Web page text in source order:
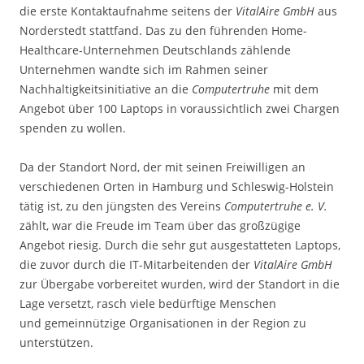
die erste Kontaktaufnahme seitens der VitalAire GmbH aus
Norderstedt stattfand. Das zu den führenden Home-
Healthcare-Unternehmen Deutschlands zählende
Unternehmen wandte sich im Rahmen seiner
Nachhaltigkeitsinitiative an die Computertruhe mit dem
Angebot über 100 Laptops in voraussichtlich zwei Chargen
spenden zu wollen.
Da der Standort Nord, der mit seinen Freiwilligen an
verschiedenen Orten in Hamburg und Schleswig-Holstein
tätig ist, zu den jüngsten des Vereins Computertruhe e. V.
zählt, war die Freude im Team über das großzügige
Angebot riesig. Durch die sehr gut ausgestatteten Laptops,
die zuvor durch die IT-Mitarbeitenden der VitalAire GmbH
zur Übergabe vorbereitet wurden, wird der Standort in die
Lage versetzt, rasch viele bedürftige Menschen
und gemeinnützige Organisationen in der Region zu
unterstützen.